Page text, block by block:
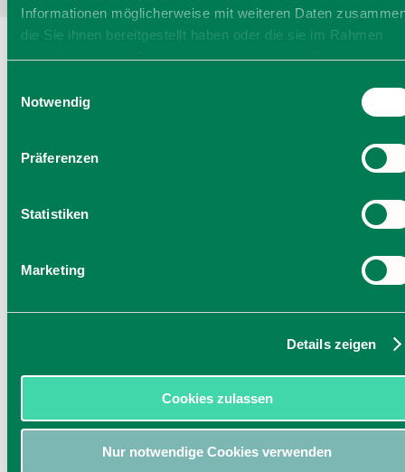
Informationen möglicherweise mit weiteren Daten
die Sie ihnen bereitgestellt haben oder die sie im Rahmen
Ihrer Nutzung der Dienste gesammelt haben. Sie geben
weiterhin nutzen.
Notwendig
Präferenzen
Statistiken
Marketing
Details zeigen
Cookies zulassen
Nur notwendige Cookies verwenden